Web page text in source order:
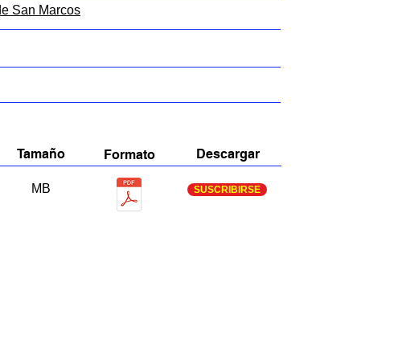
San Marcos
Descargar
Tamaño
MB
Formato
SUSCRIBIRSE